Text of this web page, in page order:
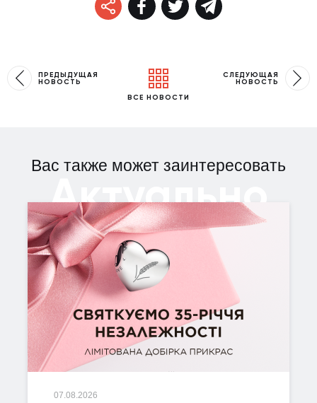
ПРЕДЫДУЩАЯ
НОВОСТЬ
ВСЕ НОВОСТИ
СЛЕДУЮЩАЯ
НОВОСТЬ
Вас также может заинтересовать
Актуально
07.08.2026